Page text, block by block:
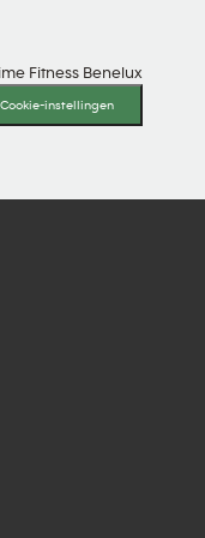
Fitness Benelux
Cookie-instellingen